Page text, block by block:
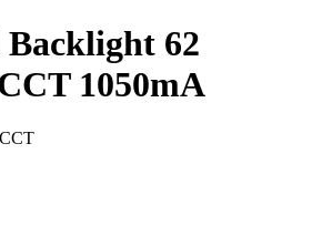
62
1050mA